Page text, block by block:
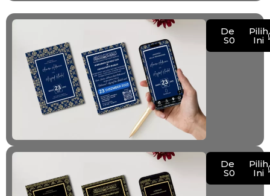
Demo
S003
Pilih
Ini
Demo
S004
Pilih
Ini